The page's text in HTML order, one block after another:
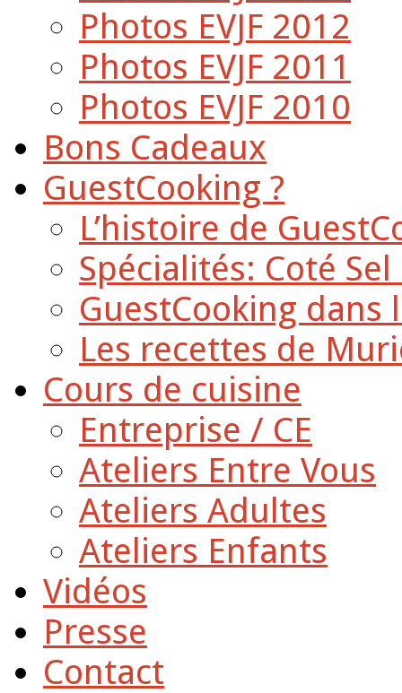
Photos EVJF 2012
Photos EVJF 2011
Photos EVJF 2010
Bons Cadeaux
GuestCooking ?
L’histoire de
Spécialités: Coté
GuestCooking dans
Les recettes de
Cours de cuisine
Entreprise / CE
Ateliers Entre Vous
Ateliers Adultes
Ateliers Enfants
Vidéos
Presse
Contact